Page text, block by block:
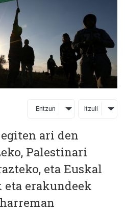
Entzun Itzuli
ari den
Palestinari
eta Euskal
erakundeek